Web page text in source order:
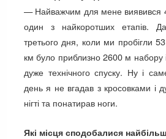
— Найважчим для мене виявився
один з найкоротших етапів.
третього дня, коли ми пробігли
км було приблизно 2600 м набору
дуже технічного спуску. Ну і
день я не вгадав з кросовками і
нігті та понатирав ноги.
Які місця сподобалися